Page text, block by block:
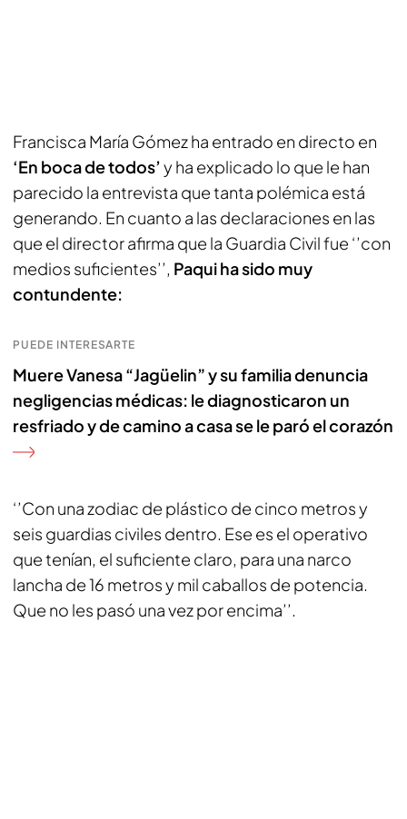
Francisca María Gómez ha entrado en directo en
‘En boca de todos’y ha explicado lo que le han
parecido la entrevista que tanta polémica está
generando. En cuanto a las declaraciones en las
que el director afirma que la Guardia Civil fue ‘’con
medios suficientes’’, Paqui ha sido muy
contundente:
PUEDE INTERESARTE
Muere Vanesa “Jagüelin” y su familia denuncia
negligencias médicas: le diagnosticaron un
resfriado y de camino a casa se le paró el corazón
‘’Con una zodiac de plástico de cinco metros y
seis guardias civiles dentro. Ese es el operativo
que tenían, el suficiente claro, para una narco
lancha de 16 metros y mil caballos de potencia.
Que no les pasó una vez por encima’’.